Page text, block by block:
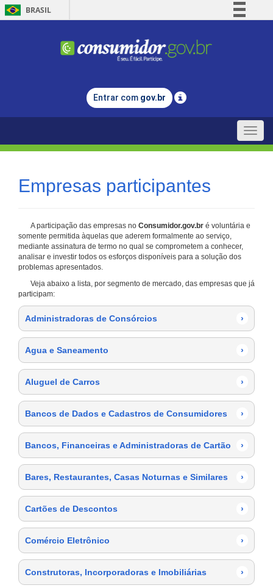
BRASIL
Comunica BR
Legislação
Entrar com gov.br
Toggle
Empresas participantes
A participação das empresas no Consumidor.gov.br é voluntária e
somente permitida àquelas que aderem formalmente ao serviço,
mediante assinatura de termo no qual se comprometem a conhecer,
analisar e investir todos os esforços disponíveis para a solução dos
problemas apresentados.
Veja abaixo a lista, por segmento de mercado, das empresas que já
participam:
Administradoras de Consórcios ›
Agua e Saneamento ›
Aluguel de Carros ›
Bancos de Dados e Cadastros de Consumidores ›
Bancos, Financeiras e Administradoras de Cartão ›
Bares, Restaurantes, Casas Noturnas e Similares ›
Cartões de Descontos ›
Comércio Eletrônico ›
Construtoras, Incorporadoras e Imobiliárias ›